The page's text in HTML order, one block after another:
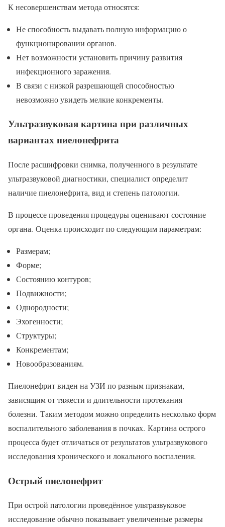
К несовершенствам метода относятся:
Не способность выдавать полную информацию о
функционировании органов.
Нет возможности установить причину развития
инфекционного заражения.
В связи с низкой разрешающей способностью
невозможно увидеть мелкие конкременты.
Ультразвуковая картина при различных
вариантах пиелонефрита
После расшифровки снимка, полученного в результате
ультразвуковой диагностики, специалист определит
наличие пиелонефрита, вид и степень патологии.
В процессе проведения процедуры оценивают состояние
органа. Оценка происходит по следующим параметрам:
Размерам;
Форме;
Состоянию контуров;
Подвижности;
Однородности;
Эхогенности;
Структуры;
Конкрементам;
Новообразованиям.
Пиелонефрит виден на УЗИ по разным признакам,
зависящим от тяжести и длительности протекания
болезни. Таким методом можно определить несколько форм
воспалительного заболевания в почках. Картина острого
процесса будет отличаться от результатов ультразвукового
исследования хронического и локального воспаления.
Острый пиелонефрит
При острой патологии проведённое ультразвуковое
исследование обычно показывает увеличенные размеры